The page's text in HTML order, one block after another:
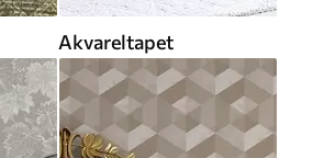
Akvareltapet